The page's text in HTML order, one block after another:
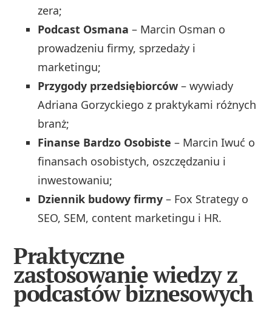
zera;
Podcast Osmana – Marcin Osman o
prowadzeniu firmy, sprzedaży i
marketingu;
Przygody przedsiębiorców – wywiady
Adriana Gorzyckiego z praktykami różnych
branż;
Finanse Bardzo Osobiste – Marcin Iwuć o
finansach osobistych, oszczędzaniu i
inwestowaniu;
Dziennik budowy firmy – Fox Strategy o
SEO, SEM, content marketingu i HR.
Praktyczne
zastosowanie wiedzy z
podcastów biznesowych